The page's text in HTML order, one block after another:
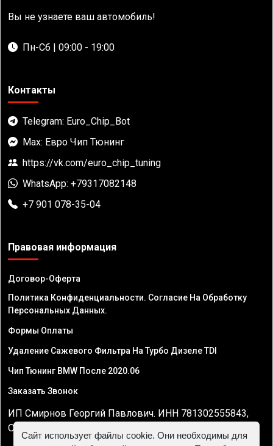
Вы не узнаете ваш автомобиль!
Пн-Сб | 09:00 - 19:00
Контакты
Telegram: Euro_Chip_Bot
Max: Евро Чип Тюнинг
https://vk.com/euro_chip_tuning
WhatsApp: +79317082148
+7 901 078-35-04
Правовая информация
Договор-Оферта
Политика Конфиденциальности. Согласие На Обработку
Персональных Данных.
Формы Оплаты
Удаление Сажевого Фильтра На Турбо Дизеле TDI
Чип Тюнинг BMW После 2020.06
Заказать Звонок
ИП Смирнов Георгий Павлович. ИНН 781302555843,
ОГРНИП 324470400032610
Сайт использует файлы cookie. Они необходимы для